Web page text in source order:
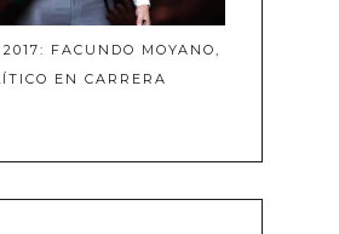
FACUNDO MOYANO,
EN CARRERA